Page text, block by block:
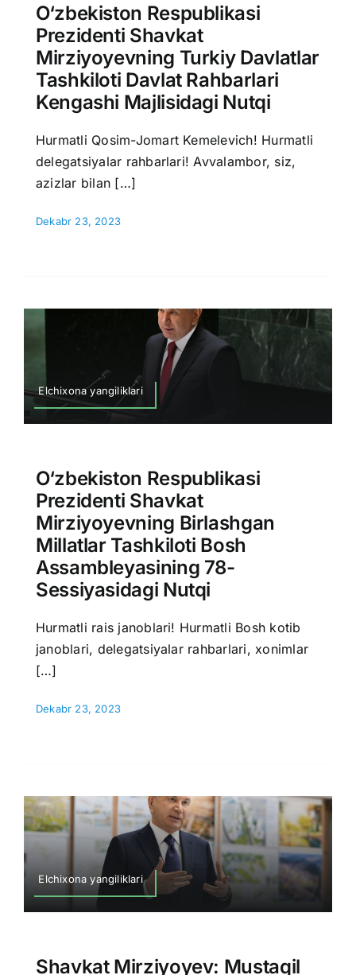
O‘zbekiston Respublikasi
Prezidenti Shavkat
Mirziyoyevning Turkiy Davlatlar
Tashkiloti Davlat Rahbarlari
Kengashi Majlisidagi Nutqi
Hurmatli Qosim-Jomart Kemelevich! Hurmatli
delegatsiyalar rahbarlari! Avvalambor, siz,
azizlar bilan […]
Dekabr 23, 2023
Elchixona yangiliklari
O‘zbekiston Respublikasi
Prezidenti Shavkat
Mirziyoyevning Birlashgan
Millatlar Tashkiloti Bosh
Assambleyasining 78-
Sessiyasidagi Nutqi
Hurmatli rais janoblari! Hurmatli Bosh kotib
janoblari, delegatsiyalar rahbarlari, xonimlar
[…]
Dekabr 23, 2023
Elchixona yangiliklari
Shavkat Mirziyoyev: Mustaqil